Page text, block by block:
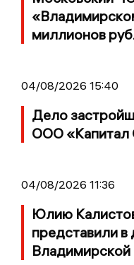
миллионов
04/08/2026 15:40
Дело
ООО «Капитал
04/08/2026 11:36
Юлию
представили
Владимирской